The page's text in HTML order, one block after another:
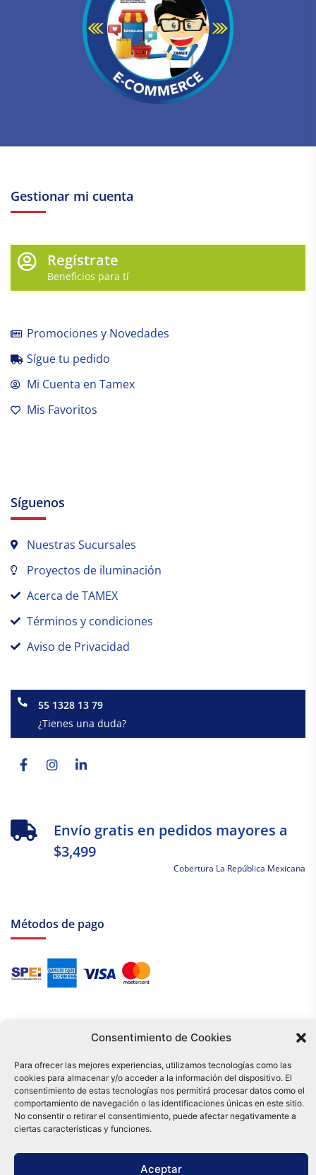
Consentimiento de Cookies
Para ofrecer las mejores experiencias, utilizamos tecnologías como las
cookies para almacenar y/o acceder a la información del dispositivo. El
consentimiento de estas tecnologías nos permitirá procesar datos como el
comportamiento de navegación o las identificaciones únicas en este sitio.
No consentir o retirar el consentimiento, puede afectar negativamente a
ciertas características y funciones.
Aceptar
Gestionar mi cuenta
Regístrate
Beneficios para tí
Promociones y Novedades
Sígue tu pedido
Mi Cuenta en Tamex
Mis Favoritos
Síguenos
Nuestras Sucursales
Proyectos de iluminación
Acerca de TAMEX
Términos y condiciones
Aviso de Privacidad
55 1328 13 79
¿Tienes una duda?
Facebook-
f
Instagram
Linkedin-
Envío gratis en pedidos mayores a
$3,499
Cobertura La República Mexicana
Métodos de pago
Tu compra es respaldada por nuestro certificado SSL y operada bajo las
mejores prácticas de seguridad.
Distribuidora Tamex - México
e-commerce